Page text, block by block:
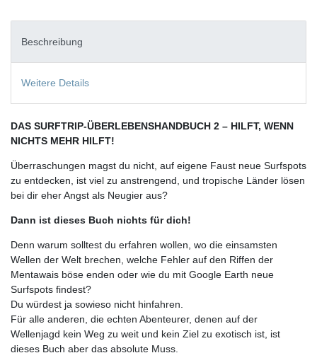
Beschreibung
Weitere Details
DAS SURFTRIP-ÜBERLEBENSHANDBUCH 2 – HILFT, WENN
NICHTS MEHR HILFT!
Überraschungen magst du nicht, auf eigene Faust neue Surfspots
zu entdecken, ist viel zu anstrengend, und tropische Länder lösen
bei dir eher Angst als Neugier aus?
Dann ist dieses Buch nichts für dich!
Denn warum solltest du erfahren wollen, wo die einsamsten
Wellen der Welt brechen, welche Fehler auf den Riffen der
Mentawais böse enden oder wie du mit Google Earth neue
Surfspots findest?
Du würdest ja sowieso nicht hinfahren.
Für alle anderen, die echten Abenteurer, denen auf der
Wellenjagd kein Weg zu weit und kein Ziel zu exotisch ist, ist
dieses Buch aber das absolute Muss.